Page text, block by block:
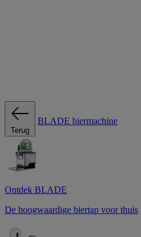
Terug
BLADE biermachine
Ontdek BLADE
De hoogwaardige biertap voor thuis